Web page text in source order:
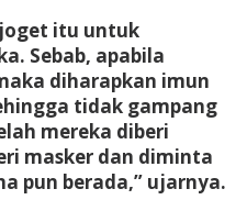
itu untuk
Sebab, apabila
diharapkan imun
tidak gampang
mereka diberi
masker dan diminta
pun berada,” ujarnya.